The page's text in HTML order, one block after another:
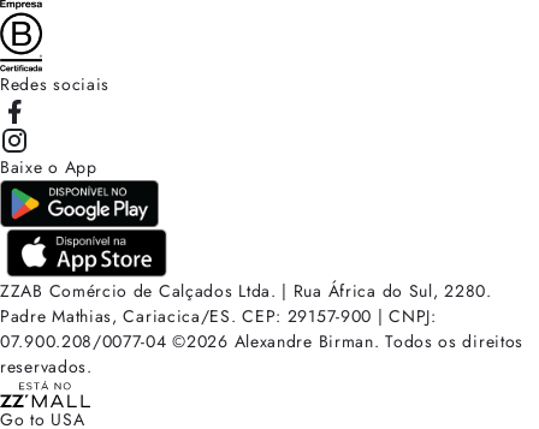
Redes sociais
Baixe o App
ZZAB Comércio de Calçados Ltda. | Rua África do Sul, 2280.
Padre Mathias, Cariacica/ES. CEP: 29157-900 | CNPJ:
07.900.208/0077-04 ©2026 Alexandre Birman. Todos os direitos
reservados.
Go to USA